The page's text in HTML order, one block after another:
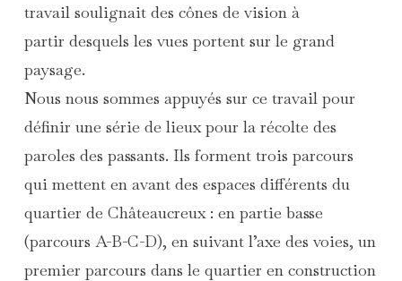
travail soulignait des cônes de vision à
partir desquels les vues portent sur le grand
paysage.
Nous nous sommes appuyés sur ce travail pour
définir une série de lieux pour la récolte des
paroles des passants. Ils forment trois parcours
qui mettent en avant des espaces différents du
quartier de Châteaucreux : en partie basse
(parcours A-B-C-D), en suivant l’axe des voies, un
premier parcours dans le quartier en construction